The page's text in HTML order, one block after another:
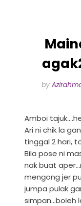
by
Amboi
Ari ni chik la
tinggal 2 hari,
Bila pose ni
nak buat
mengong jer
jumpa pulak
simpan...boleh